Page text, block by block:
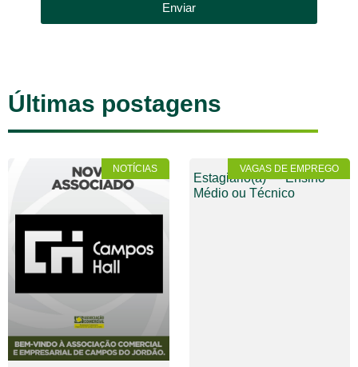
Enviar
Últimas postagens
NOTÍCIAS VAGAS DE EMPREGO
Estagiário(a) — Ensino
Médio ou Técnico